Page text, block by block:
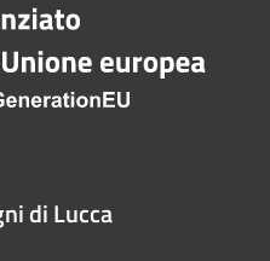
di Lucca